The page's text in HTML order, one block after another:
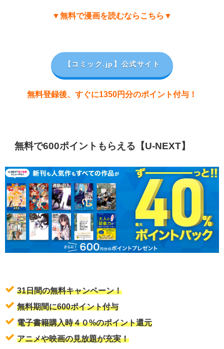
▼無料で漫画を読むならこちら▼
【コミック.jp 】公式サイト
無料登録後、すぐに1350円分のポイント付与！
無料で600ポイントもらえる【U-NEXT】
31日間の無料キャンペーン！
無料期間に600ポイント付与
電子書籍購入時４０%のポイント還元
アニメや映画の見放題が充実！